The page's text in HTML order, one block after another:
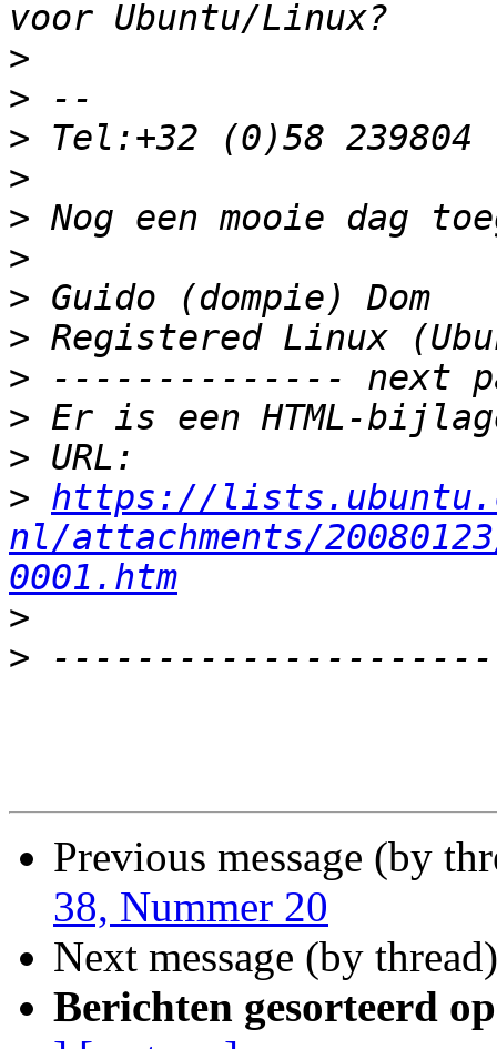
>
>
>
>
>
>
>
>
>
>
>
> https://
nl/attachments/
0001.htm
>
>
Previous message (by
38, Nummer 20
Next message (by
Berichten gesorteerd